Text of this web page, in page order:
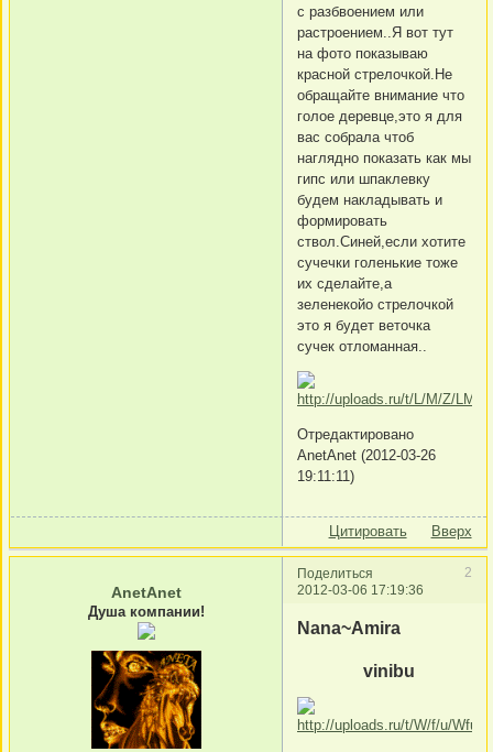
с разбвоением или
растроением..Я вот тут
на фото показываю
красной стрелочкой.Не
обращайте внимание что
голое деревце,это я для
вас собрала чтоб
наглядно показать как мы
гипс или шпаклевку
будем накладывать и
формировать
ствол.Синей,если хотите
сучечки голенькие тоже
их сделайте,а
зеленекойо стрелочкой
это я будет веточка
сучек отломанная..
Отредактировано
AnetAnet (2012-03-26
19:11:11)
Цитировать Вверх
Поделиться
2
2012-03-06 17:19:36
AnetAnet
Душа компании!
Nana~Amira
vinibu